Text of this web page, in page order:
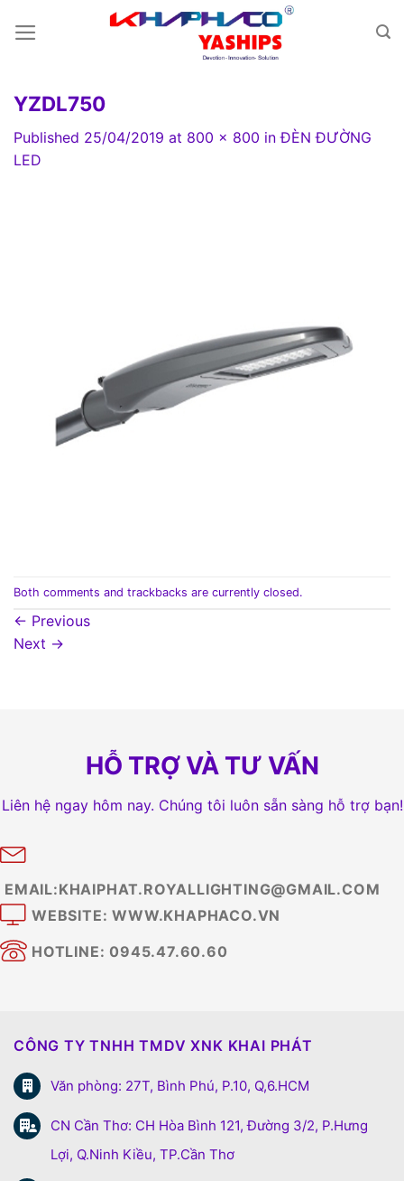
YZDL750
Published 25/04/2019 at 800 × 800 inĐÈN ĐƯỜNG
LED
Both comments and trackbacks are currently closed.
← Previous
Next →
HỖ TRỢ VÀ TƯ VẤN
Liên hệ ngay hôm nay. Chúng tôi luôn sẵn sàng hỗ trợ bạn!
EMAIL:KHAIPHAT.ROYALLIGHTING@GMAIL.COM
WEBSITE: WWW.KHAPHACO.VN
HOTLINE: 0945.47.60.60
CÔNG TY TNHH TMDV XNK KHAI PHÁT
Văn phòng: 27T, Bình Phú, P.10, Q,6.HCM
CN Cần Thơ: CH Hòa Bình 121, Đường 3/2, P.Hưng
Lợi, Q.Ninh Kiều, TP.Cần Thơ